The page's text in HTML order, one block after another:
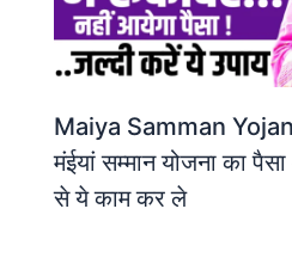
Maiya Samman
मंईयां सम्मान योजना का
से ये काम कर ले